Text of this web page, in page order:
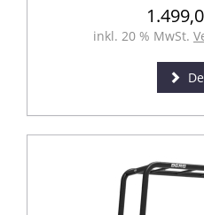
inkl. 20 % MwSt.